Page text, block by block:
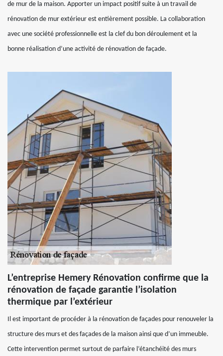
de mur de la maison. Apporter un impact positif suite à un travail de
rénovation de mur extérieur est entièrement possible. La collaboration
avec une société professionnelle est la clef du bon déroulement et la
bonne réalisation d’une activité de rénovation de façade.
L’entreprise Hemery Rénovation confirme que la
rénovation de façade garantie l’isolation
thermique par l’extérieur
Il est important de procéder à la rénovation de façades pour renouveler la
structure des murs et des façades de la maison ainsi que d’un immeuble.
Cette intervention permet surtout de parfaire l’étanchéité des murs